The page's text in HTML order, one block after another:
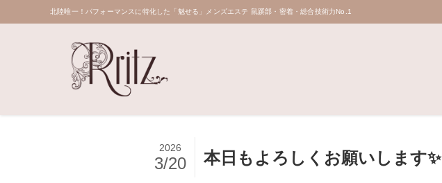
北陸唯一！パフォーマンスに特化した「魅せる」メンズエステ 鼠蹊部・密着・総合技術力No.1
本日もよろしくお願いします✨
2026
3/20